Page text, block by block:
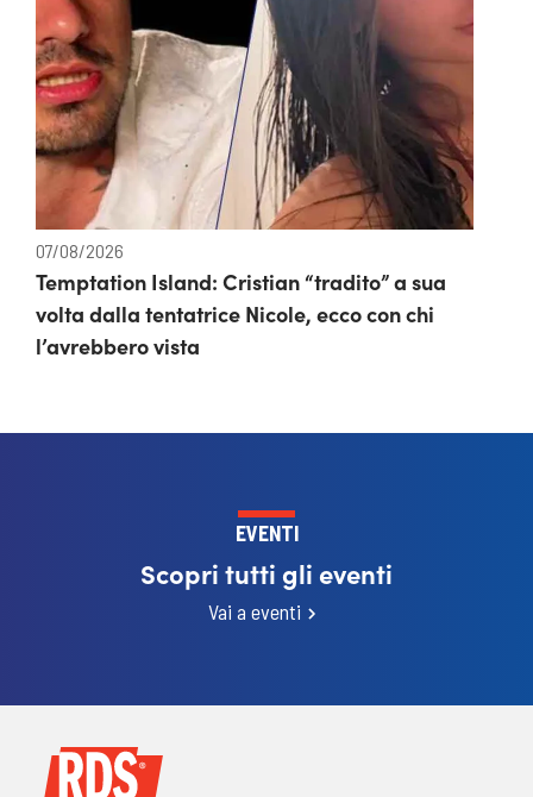
07/08/2026
Temptation Island: Cristian “tradito” a sua
volta dalla tentatrice Nicole, ecco con chi
l’avrebbero vista
EVENTI
Scopri tutti gli eventi
Vai a eventi